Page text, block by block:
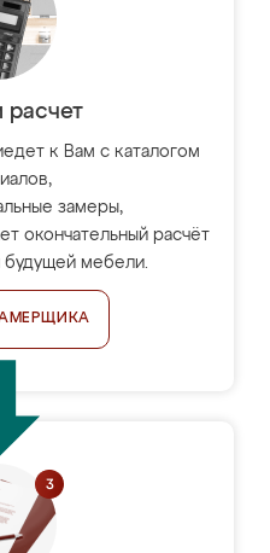
расчет
к Вам с каталогом
замеры,
окончательный расчёт
мебели.